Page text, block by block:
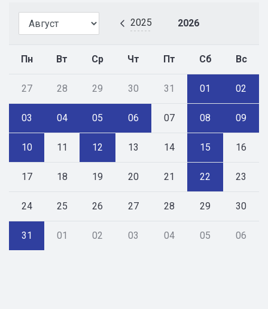
2025 2026
Пн Вт Ср Чт Пт Сб Вс
27 28 29 30 31 01 02
03 04 05 06 07 08 09
10 11 12 13 14 15 16
17 18 19 20 21 22 23
24 25 26 27 28 29 30
31 01 02 03 04 05 06